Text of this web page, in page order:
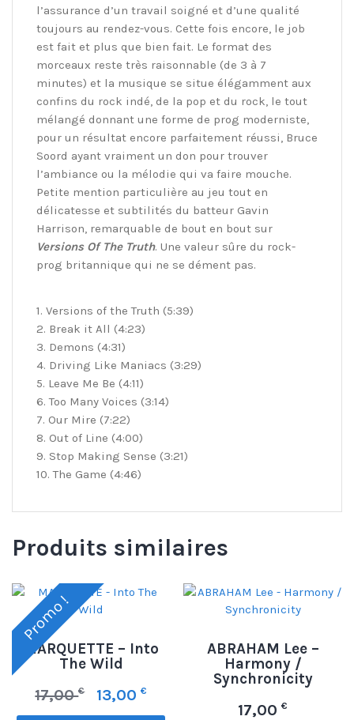
l’assurance d’un travail soigné et d’une qualité
toujours au rendez-vous. Cette fois encore, le job
est fait et plus que bien fait. Le format des
morceaux reste très raisonnable (de 3 à 7
minutes) et la musique se situe élégamment aux
confins du rock indé, de la pop et du rock, le tout
mélangé donnant une forme de prog moderniste,
pour un résultat encore parfaitement réussi, Bruce
Soord ayant vraiment un don pour trouver
l’ambiance ou la mélodie qui va faire mouche.
Petite mention particulière au jeu tout en
délicatesse et subtilités du batteur Gavin
Harrison, remarquable de bout en bout sur
Versions Of The Truth. Une valeur sûre du rock-
prog britannique qui ne se dément pas.
1. Versions of the Truth (5:39)
2. Break it All (4:23)
3. Demons (4:31)
4. Driving Like Maniacs (3:29)
5. Leave Me Be (4:11)
6. Too Many Voices (3:14)
7. Our Mire (7:22)
8. Out of Line (4:00)
9. Stop Making Sense (3:21)
10. The Game (4:46)
Produits similaires
Promo !
MARQUETTE – Into
The Wild
17,00€ 13,00€
ABRAHAM Lee –
Harmony /
Synchronicity
17,00€